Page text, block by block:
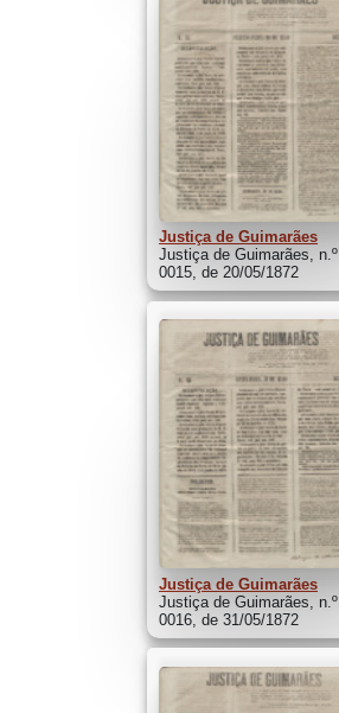
Justiça de Guimarães
Justiça de Guimarães, n.º
0015, de 20/05/1872
Justiça de Guimarães
Justiça de Guimarães, n.º
0016, de 31/05/1872